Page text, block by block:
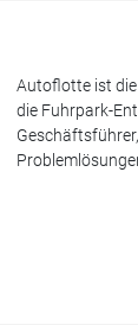
Autoflotte ist
die Fuhrpark-